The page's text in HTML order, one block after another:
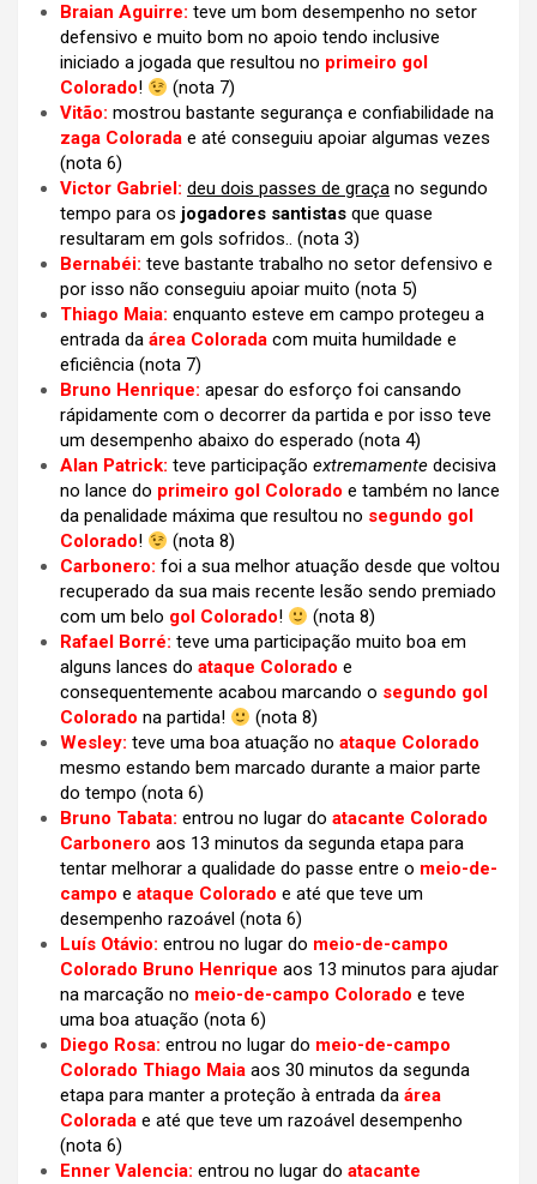
Braian Aguirre: teve um bom desempenho no setor
defensivo e muito bom no apoio tendo inclusive
iniciado a jogada que resultou no primeiro gol
Colorado!
(nota 7)
Vitão: mostrou bastante segurança e confiabilidade na
zaga Colorada e até conseguiu apoiar algumas vezes
(nota 6)
Victor Gabriel: deu dois passes de graça no segundo
tempo para os jogadores santistas que quase
resultaram em gols sofridos.. (nota 3)
Bernabéi: teve bastante trabalho no setor defensivo e
por isso não conseguiu apoiar muito (nota 5)
Thiago Maia: enquanto esteve em campo protegeu a
entrada da área Colorada com muita humildade e
eficiência (nota 7)
Bruno Henrique: apesar do esforço foi cansando
rápidamente com o decorrer da partida e por isso teve
um desempenho abaixo do esperado (nota 4)
Alan Patrick: teve participação extremamente decisiva
no lance do primeiro gol Colorado e também no lance
da penalidade máxima que resultou no segundo gol
Colorado!
(nota 8)
Carbonero: foi a sua melhor atuação desde que voltou
recuperado da sua mais recente lesão sendo premiado
com um belo gol Colorado!
(nota 8)
Rafael Borré: teve uma participação muito boa em
alguns lances do ataque Colorado e
consequentemente acabou marcando o segundo gol
Colorado na partida!
(nota 8)
Wesley: teve uma boa atuação no ataque Colorado
mesmo estando bem marcado durante a maior parte
do tempo (nota 6)
Bruno Tabata: entrou no lugar do atacante Colorado
Carbonero aos 13 minutos da segunda etapa para
tentar melhorar a qualidade do passe entre o meio-de-
campo e ataque Colorado e até que teve um
desempenho razoável (nota 6)
Luís Otávio: entrou no lugar do meio-de-campo
Colorado Bruno Henrique aos 13 minutos para ajudar
na marcação no meio-de-campo Colorado e teve
uma boa atuação (nota 6)
Diego Rosa: entrou no lugar do meio-de-campo
Colorado Thiago Maia aos 30 minutos da segunda
etapa para manter a proteção à entrada da área
Colorada e até que teve um razoável desempenho
(nota 6)
Enner Valencia: entrou no lugar do atacante